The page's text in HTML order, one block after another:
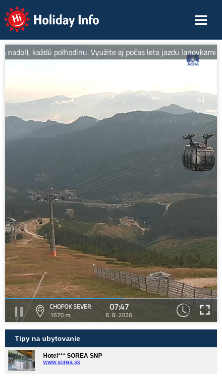
Holiday Info
každú polhodinu. Využite aj počas leta jazdu
CHOPOK SEVER
1670 m
07:47
8. 8. 2026
Tipy na ubytovanie
Hotel*** SOREA SNP
www.sorea.sk